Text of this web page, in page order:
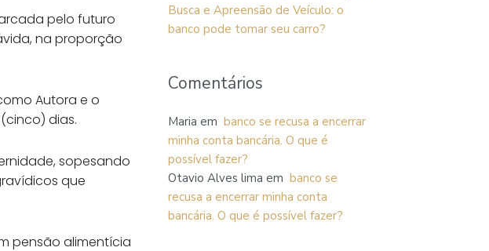
pelo futuro
na proporção
Autora e o
dias.
sopesando
que
pensão alimentícia
Busca e Apreensão de Veículo: o
banco pode tomar seu carro?
Comentários
Maria em banco se recusa a encerrar
minha conta bancária. O que é
possível fazer?
Otavio Alves lima em banco se
recusa a encerrar minha conta
bancária. O que é possível fazer?